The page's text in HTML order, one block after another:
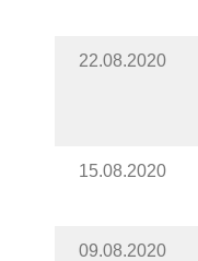
22.08.2020
15.08.2020
09.08.2020